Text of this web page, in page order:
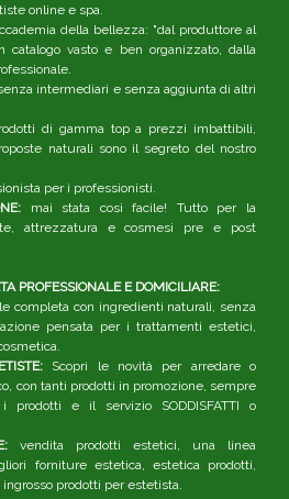
online e spa.
della bellezza: "dal produttore al
catalogo vasto e ben organizzato, dalla
intermediari e senza aggiunta di altri
di gamma top a prezzi imbattibili,
naturali sono il segreto del nostro
per i professionisti.
mai stata così facile! Tutto per la
attrezzatura e cosmesi pre e post
PROFESSIONALE E DOMICILIARE:
completa con ingredienti naturali, senza
pensata per i trattamenti estetici,
Scopri le novità per arredare o
con tanti prodotti in promozione, sempre
e il servizio SODDISFATTI o
vendita prodotti estetici, una linea
forniture estetica, estetica prodotti,
prodotti per estetista.